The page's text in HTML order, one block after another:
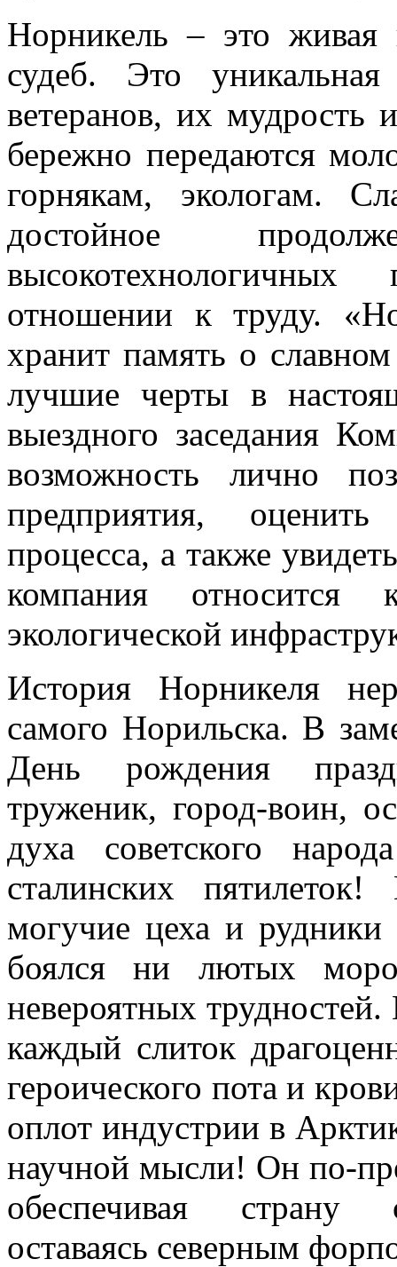
Норникель – это живая
судеб. Это
ветеранов, их мудрость
бережно передаются
горнякам, экологам.
достойное
отношении к труду.
хранит память о
лучшие черты в
выездного заседания
возможность лично
предприятия, оценить
процесса, а также
компания
экологической
История Норникеля
самого Норильска. В
День рождения
труженик, город-воин,
духа советского
сталинских
могучие цеха и
боялся ни лютых
невероятных
каждый слиток
героического пота и
оплот индустрии в
научной мысли! Он по-
обеспечивая страну
оставаясь северным